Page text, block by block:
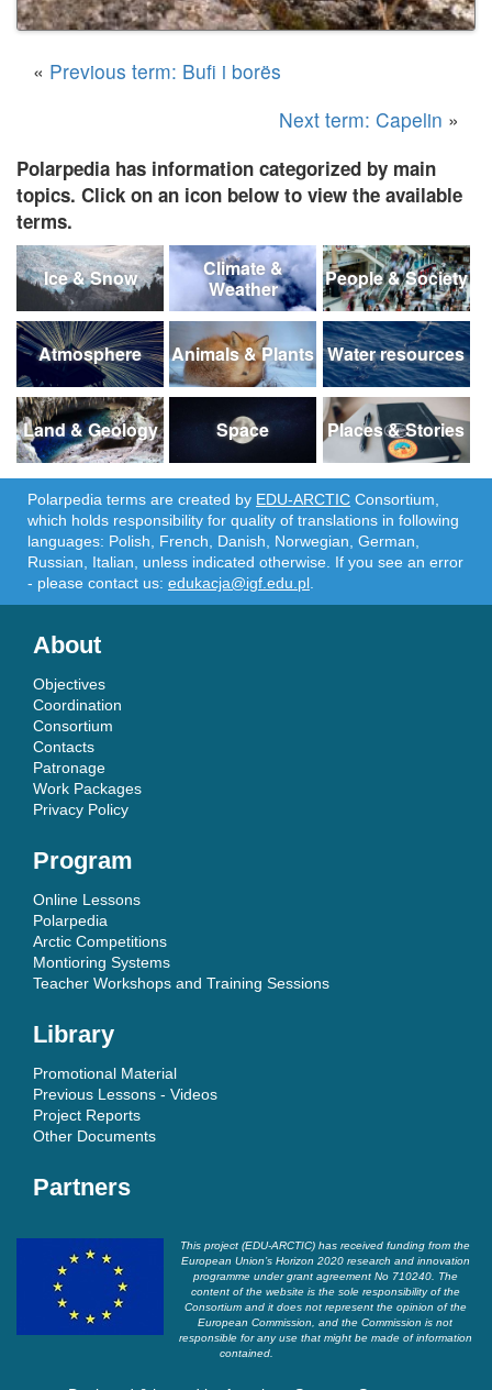
« Previous term: Bufi i borës
Next term: Capelin »
Polarpedia has information categorized by main
topics. Click on an icon below to view the available
terms.
Ice & Snow
Climate &
Weather
People & Society
Atmosphere Animals & Plants Water resources
Land & Geology Space Places & Stories
Polarpedia terms are created by EDU-ARCTIC Consortium,
which holds responsibility for quality of translations in following
languages: Polish, French, Danish, Norwegian, German,
Russian, Italian, unless indicated otherwise. If you see an error
- please contact us: edukacja@igf.edu.pl
About
Objectives
Coordination
Consortium
Contacts
Patronage
Work Packages
Privacy Policy
Program
Online Lessons
Polarpedia
Arctic Competitions
Montioring Systems
Teacher Workshops and Training Sessions
Library
Promotional Material
Previous Lessons - Videos
Project Reports
Other Documents
Partners
This project (EDU-ARCTIC) has received funding from the
European Union’s Horizon 2020 research and innovation
programme under grant agreement No 710240. The
content of the website is the sole responsibility of the
Consortium and it does not represent the opinion of the
European Commission, and the Commission is not
responsible for any use that might be made of information
contained.